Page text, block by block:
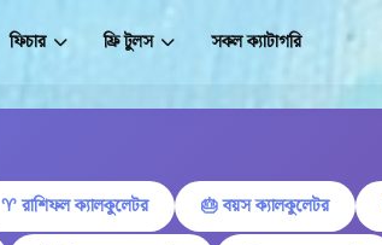
ফিচার ফ্রি টুলস সকল ক্যাটাগরি
♈ রাশিফল ক্যালকুলেটর 🎂 বয়স ক্যালকুলেটর